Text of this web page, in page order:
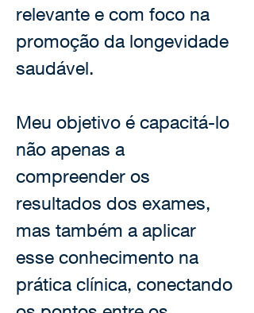
relevante e com foco na
promoção da longevidade
saudável.
Meu objetivo é capacitá-lo
não apenas a
compreender os
resultados dos exames,
mas também a aplicar
esse conhecimento na
prática clínica, conectando